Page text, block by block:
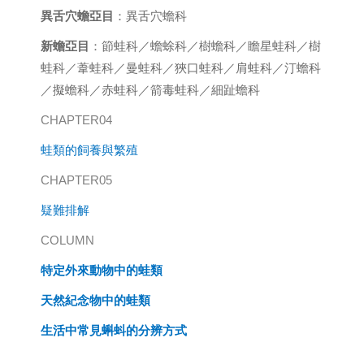
異舌穴蟾亞目 ：異舌穴蟾科
新蟾亞目
：節蛙科／蟾蜍科／樹蟾科／瞻星蛙科／樹
蛙科／葦蛙科／曼蛙科／狹口蛙科／肩蛙科／汀蟾科
／擬蟾科／赤蛙科／箭毒蛙科／細趾蟾科
CHAPTER04
蛙類的飼養與繁殖
CHAPTER05
疑難排解
COLUMN
特定外來動物中的蛙類
天然紀念物中的蛙類
生活中常見蝌蚪的分辨方式